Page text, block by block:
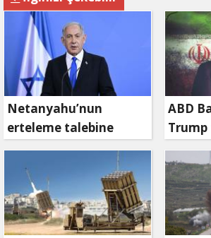
Netanyahu’nun
erteleme talebine
mahkemeden ret
ABD